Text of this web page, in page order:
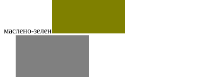
маслено-зелен